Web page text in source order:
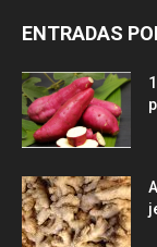
ENTRADAS